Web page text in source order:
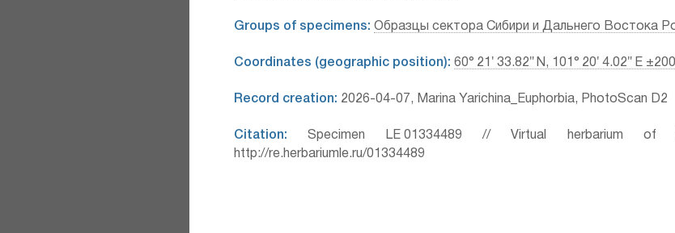
Groups of specimens: Образцы сектора Сибири и Дальнего Востока
Coordinates (geographic position): 60° 21′ 33.82″ N, 101° 20′ 4.02″ E
Record creation: 2026-04-07, Marina Yarichina_Euphorbia, PhotoScan D2
Citation: Specimen LE 01334489 // Virtual herbarium
http://re.herbariumle.ru/01334489